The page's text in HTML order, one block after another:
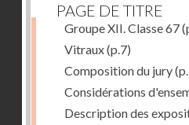
PAGE DE TITRE
Groupe XII. Classe 67
Vitraux(p.7)
Composition du jury
Considérations
Description des